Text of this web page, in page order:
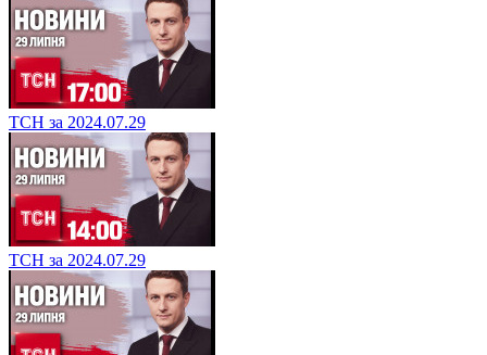
ТСН за 2024.07.29
ТСН за 2024.07.29